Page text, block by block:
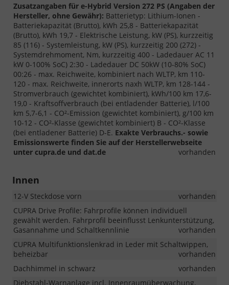
Zusatzangaben für e-Hybrid Version 272 PS (Angaben der
Hersteller, ohne Gewähr): Batterietyp: Lithium-Ionen -
Batteriekapazität (Brutto), kWh 25,8 - Batteriekapazität
(Brutto), kWh 19,7 - Elektrische Leistung, kW (PS), kurzzeitig
85 (116) - Systemleistung, kW (PS), kurzzeitig 200 (272) -
Systemdrehmoment, Nm, kurzzeitig 400 - Ladedauer AC 11
kW 0-100% SoC) 2:30 - Ladedauer DC 50kW (10-80% SoC)
00:26 - max. Reichweite, kombiniert nach WLTP, km 110-
120 - max. Reichweite, innerorts naxh WLTP, km 128-144 -
Stromverbrauch (gewichtet kombiniert), kWh/100 km 17,6-
19,0 - Kraftsoffverbrauch (bei entladender Batterie), l/100
km 5,7-6,1 - CO²-Emission (gewichtet kombiniert), g/100 km
10-12 - CO²-Klasse (gewichtet kombiniert) B - CO²-Klasse
(bei entladener Batterie) D-E. Exakte Verbrauchs.- sowie
Emissionswerte finden Sie auf der Herstellerwebseite
unter cupra.de und dat.de
vorhanden
Innen
12-V Steckdose vorn
vorhanden
CUPRA Drive Profile: Fahrprofile können individuell
gewählt werden. Fahrprofil beeinflusst Lenkunterstützung,
Gasannahme und Schaltkennlinie
vorhanden
CUPRA Multifunktionslenkrad in Leder mit Schaltwippen,
beheizbar
vorhanden
Dachhimmel in schwarz
vorhanden
Diebstahl-Warnanlage incl. Innenraumüberwachung,